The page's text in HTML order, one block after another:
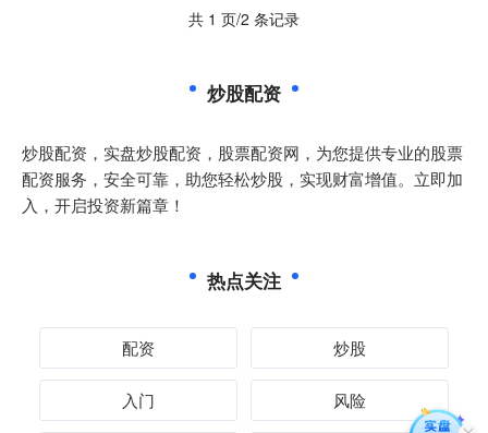
共 1 页/2 条记录
炒股配资
炒股配资，实盘炒股配资，股票配资网，为您提供专业的股票
配资服务，安全可靠，助您轻松炒股，实现财富增值。立即加
入，开启投资新篇章！
热点关注
配资 炒股
入门 风险